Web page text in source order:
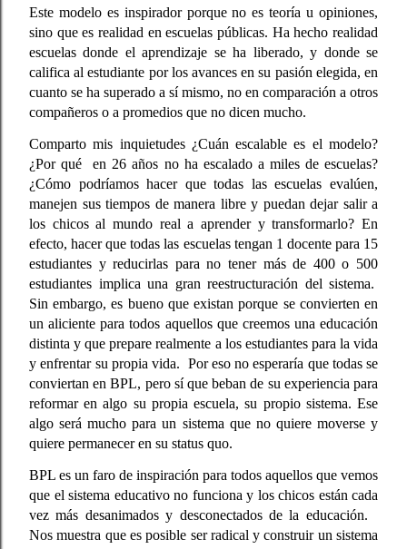
Este modelo es inspirador porque no es teoría u opiniones,
sino que es realidad en escuelas públicas. Ha hecho realidad
escuelas donde el aprendizaje se ha liberado, y donde se
califica al estudiante por los avances en su pasión elegida, en
cuanto se ha superado a sí mismo, no en comparación a otros
compañeros o a promedios que no dicen mucho.
Comparto mis inquietudes ¿Cuán escalable es el modelo?
¿Por qué  en 26 años no ha escalado a miles de escuelas?
¿Cómo podríamos hacer que todas las escuelas evalúen,
manejen sus tiempos de manera libre y puedan dejar salir a
los chicos al mundo real a aprender y transformarlo? En
efecto, hacer que todas las escuelas tengan 1 docente para 15
estudiantes y reducirlas para no tener más de 400 o 500
estudiantes implica una gran reestructuración del sistema.
Sin embargo, es bueno que existan porque se convierten en
un aliciente para todos aquellos que creemos una educación
distinta y que prepare realmente a los estudiantes para la vida
y enfrentar su propia vida.  Por eso no esperaría que todas se
conviertan en BPL, pero sí que beban de su experiencia para
reformar en algo su propia escuela, su propio sistema. Ese
algo será mucho para un sistema que no quiere moverse y
quiere permanecer en su status quo.
BPL es un faro de inspiración para todos aquellos que vemos
que el sistema educativo no funciona y los chicos están cada
vez más desanimados y desconectados de la educación.
Nos muestra que es posible ser radical y construir un sistema